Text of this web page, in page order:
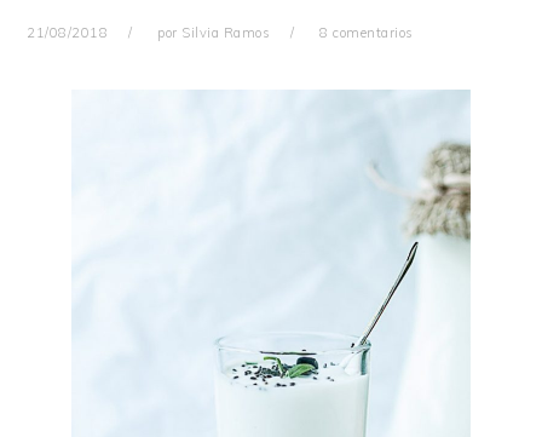
21/08/2018 por Silvia Ramos 8 comentarios